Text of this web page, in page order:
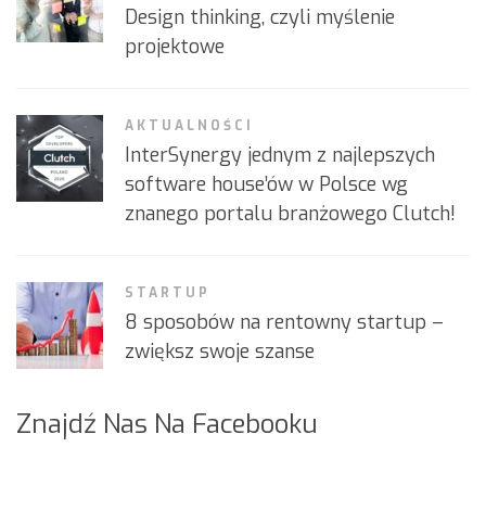
Design thinking, czyli myślenie
projektowe
AKTUALNOŚCI
InterSynergy jednym z najlepszych
software house’ów w Polsce wg
znanego portalu branżowego Clutch!
STARTUP
8 sposobów na rentowny startup –
zwiększ swoje szanse
Znajdź Nas Na Facebooku